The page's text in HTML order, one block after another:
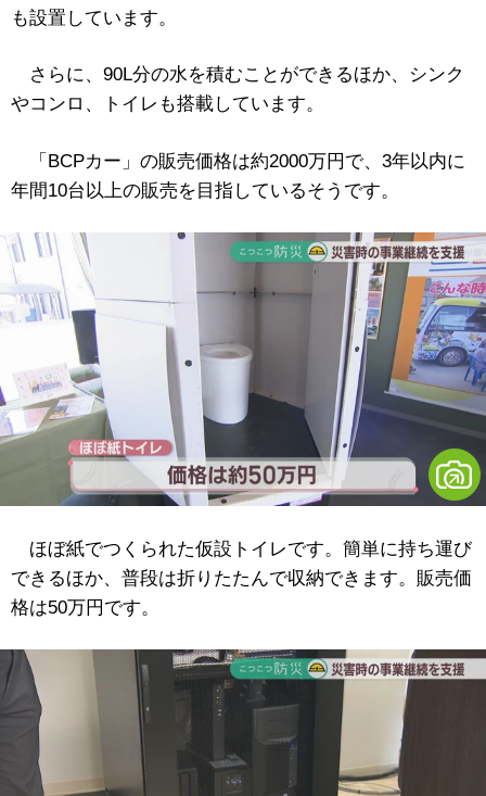
も設置しています。
さらに、90L分の水を積むことができるほか、シンク
やコンロ、トイレも搭載しています。
「BCPカー」の販売価格は約2000万円で、3年以内に
年間10台以上の販売を目指しているそうです。
ほぼ紙でつくられた仮設トイレです。簡単に持ち運び
できるほか、普段は折りたたんで収納できます。販売価
格は50万円です。